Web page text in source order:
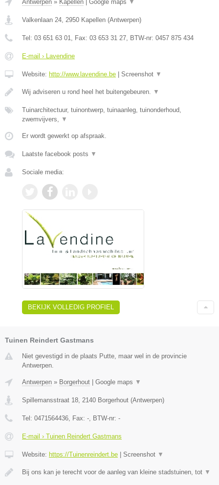
Antwerpen » Kapellen Google maps ▼
Valkenlaan 24 2950 Kapellen (Antwerpen)
Tel: 03 651 63 01 , Fax: 03 653 31 27 , BTW-nr: 0457 875 434
E-mail › Lavendine
Website: http://www.lavendine.be Screenshot ▼
Wij adviseren u rond heel het buitengebeuren. ▼
Tuinarchitectuur, tuinontwerp, tuinaanleg, tuinonderhoud,
zwemvijvers,
▼
Er wordt gewerkt op afspraak.
Laatste facebook posts ▼
Sociale media:
BEKIJK VOLLEDIG PROFIEL
Tuinen Reindert Gastmans
Niet gevestigd in de plaats Putte, maar wel in de provincie
Antwerpen.
Antwerpen » Borgerhout | Google maps ▼
Spillemansstraat 18 2140 Borgerhout (Antwerpen)
Tel: 0471564436 , Fax: - , BTW-nr: -
E-mail › Tuinen Reindert Gastmans
Website: https://Tuinenreindert.be | Screenshot ▼
Bij ons kan je terecht voor de aanleg van kleine stadstuinen, tot ▼